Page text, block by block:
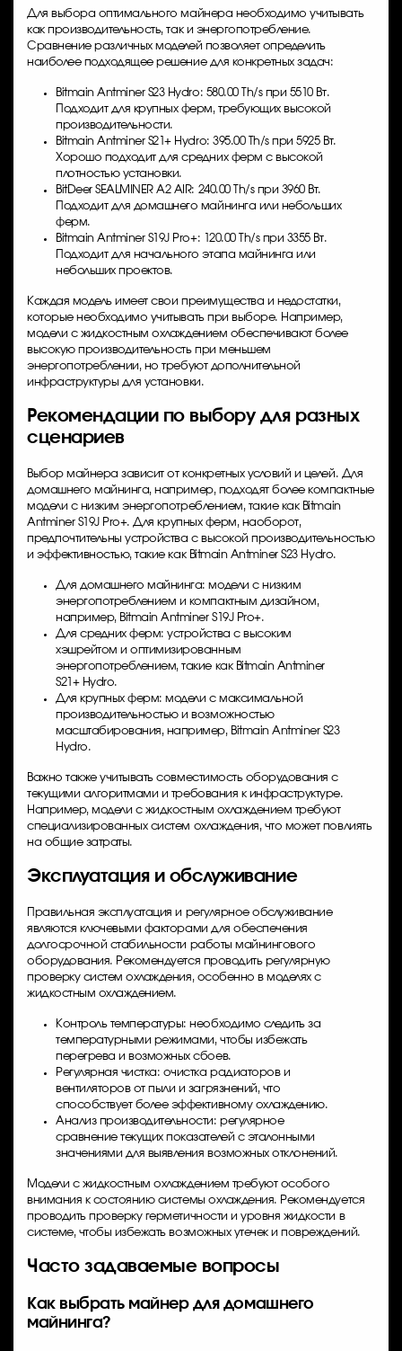
Для выбора оптимального майнера необходимо учитывать
как производительность, так и энергопотребление.
Сравнение различных моделей позволяет определить
наиболее подходящее решение для конкретных задач:
Bitmain Antminer S23 Hydro: 580.00 Th/s при 5510 Вт.
Подходит для крупных ферм, требующих высокой
производительности.
Bitmain Antminer S21+ Hydro: 395.00 Th/s при 5925 Вт.
Хорошо подходит для средних ферм с высокой
плотностью установки.
BitDeer SEALMINER A2 AIR: 240.00 Th/s при 3960 Вт.
Подходит для домашнего майнинга или небольших
ферм.
Bitmain Antminer S19J Pro+: 120.00 Th/s при 3355 Вт.
Подходит для начального этапа майнинга или
небольших проектов.
Каждая модель имеет свои преимущества и недостатки,
которые необходимо учитывать при выборе. Например,
модели с жидкостным охлаждением обеспечивают более
высокую производительность при меньшем
энергопотреблении, но требуют дополнительной
инфраструктуры для установки.
Рекомендации по выбору для разных
сценариев
Выбор майнера зависит от конкретных условий и целей. Для
домашнего майнинга, например, подходят более компактные
модели с низким энергопотреблением, такие как Bitmain
Antminer S19J Pro+. Для крупных ферм, наоборот,
предпочтительны устройства с высокой производительностью
и эффективностью, такие как Bitmain Antminer S23 Hydro.
Для домашнего майнинга: модели с низким
энергопотреблением и компактным дизайном,
например, Bitmain Antminer S19J Pro+.
Для средних ферм: устройства с высоким
хэшрейтом и оптимизированным
энергопотреблением, такие как Bitmain Antminer
S21+ Hydro.
Для крупных ферм: модели с максимальной
производительностью и возможностью
масштабирования, например, Bitmain Antminer S23
Hydro.
Важно также учитывать совместимость оборудования с
текущими алгоритмами и требования к инфраструктуре.
Например, модели с жидкостным охлаждением требуют
специализированных систем охлаждения, что может повлиять
на общие затраты.
Эксплуатация и обслуживание
Правильная эксплуатация и регулярное обслуживание
являются ключевыми факторами для обеспечения
долгосрочной стабильности работы майнингового
оборудования. Рекомендуется проводить регулярную
проверку систем охлаждения, особенно в моделях с
жидкостным охлаждением.
Контроль температуры: необходимо следить за
температурными режимами, чтобы избежать
перегрева и возможных сбоев.
Регулярная чистка: очистка радиаторов и
вентиляторов от пыли и загрязнений, что
способствует более эффективному охлаждению.
Анализ производительности: регулярное
сравнение текущих показателей с эталонными
значениями для выявления возможных отклонений.
Модели с жидкостным охлаждением требуют особого
внимания к состоянию системы охлаждения. Рекомендуется
проводить проверку герметичности и уровня жидкости в
системе, чтобы избежать возможных утечек и повреждений.
Часто задаваемые вопросы
Как выбрать майнер для домашнего
майнинга?